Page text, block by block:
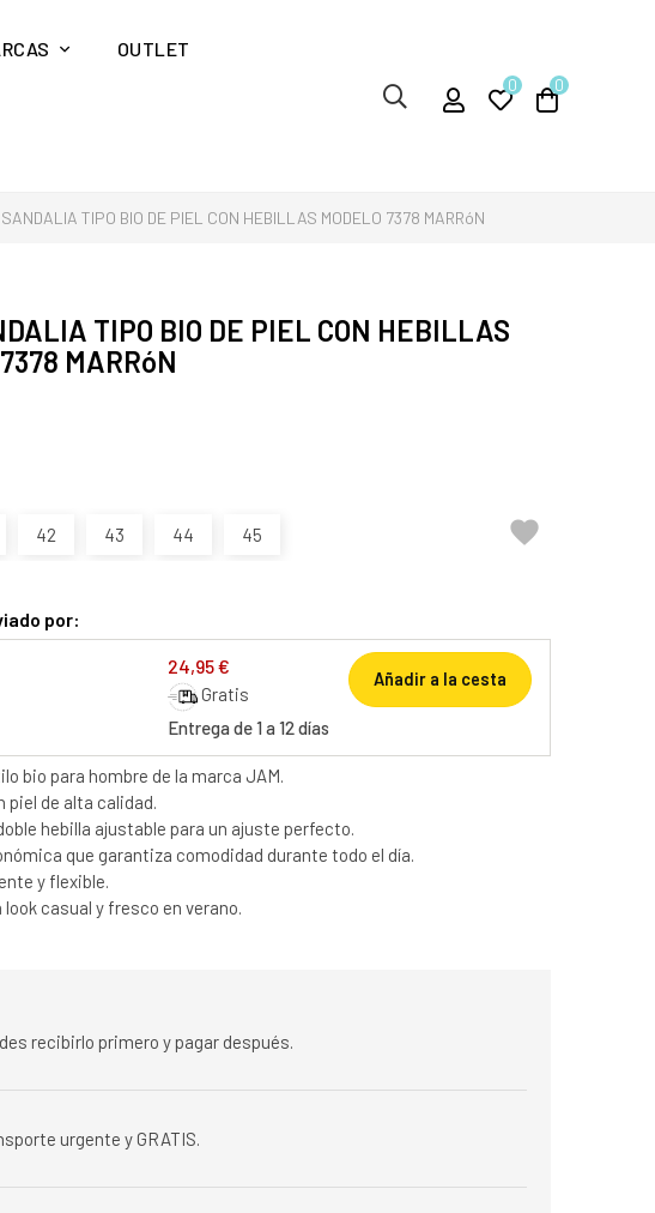
OUTLET
0 0
TIPO BIO DE PIEL CON HEBILLAS MODELO 7378 MARRóN
TIPO BIO DE PIEL CON HEBILLAS
MARRóN
42 43 44 45 
por:
24,95 €
Gratis
Entrega de 1 a 12 días
Añadir a la cesta
bio para hombre de la marca JAM.
piel de alta calidad.
hebilla ajustable para un ajuste perfecto.
que garantiza comodidad durante todo el día.
y flexible.
look casual y fresco en verano.
recibirlo primero y pagar después.
urgente y GRATIS.